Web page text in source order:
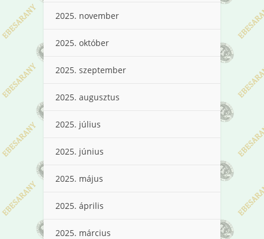
2025. november
2025. október
2025. szeptember
2025. augusztus
2025. július
2025. június
2025. május
2025. április
2025. március